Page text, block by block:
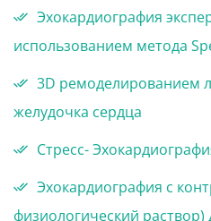
Эхокардиография
использованием метода
3D ремоделированием
желудочка сердца
Стресс-
Эхокардиография с
физиологический